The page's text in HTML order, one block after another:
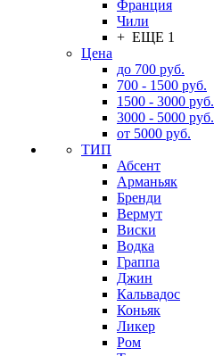
Франция
Чили
+ ЕЩЕ 1
Цена
до 700 руб.
700 - 1500 руб.
1500 - 3000 руб.
3000 - 5000 руб.
от 5000 руб.
ТИП
Абсент
Арманьяк
Бренди
Вермут
Виски
Водка
Граппа
Джин
Кальвадос
Коньяк
Ликер
Ром